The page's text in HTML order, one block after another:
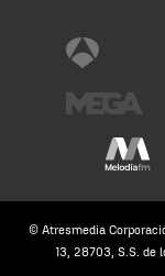
© Atresmedia
13, 28703, S.S. de